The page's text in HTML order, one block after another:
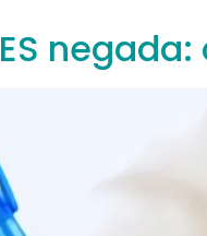
negada: